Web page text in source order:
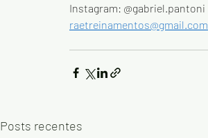
Instagram: @gabriel.pantoni
raetreinamentos@gmail.com
Posts recentes